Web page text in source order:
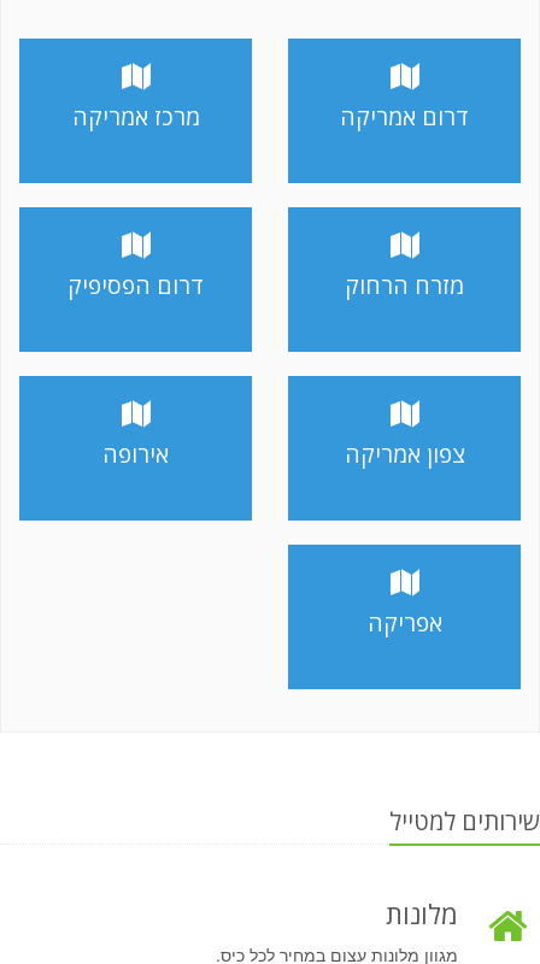
דרום אמריקה מרכז אמריקה
מזרח הרחוק דרום הפסיפיק
צפון אמריקה אירופה
אפריקה
שירותים למטייל
מלונות
מגוון מלונות עצום במחיר לכל כיס.